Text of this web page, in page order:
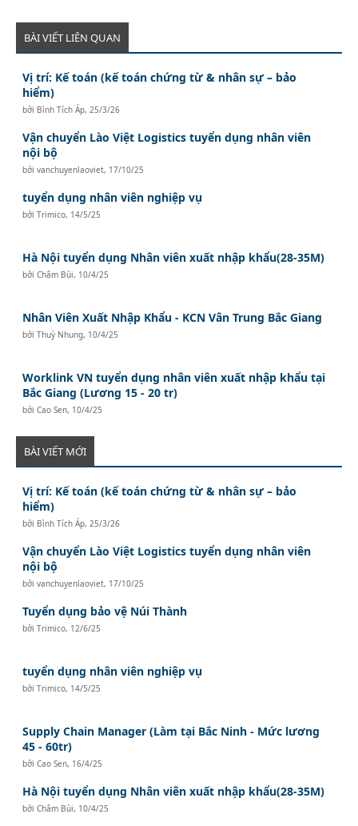
BÀI VIẾT LIÊN QUAN
Vị trí: Kế toán (kế toán chứng từ & nhân sự – bảo
hiểm)
bởi Bình Tích Áp, 25/3/26
Vận chuyển Lào Việt Logistics tuyển dụng nhân viên
nội bộ
bởivanchuyenlaoviet, 17/10/25
tuyển dụng nhân viên nghiệp vụ
bởiTrimico, 14/5/25
Hà Nội tuyển dụng Nhân viên xuất nhập khẩu(28-35M)
bởiChâm Bùi, 10/4/25
Nhân Viên Xuất Nhập Khẩu - KCN Vân Trung Bắc Giang
bởiThuỳ Nhung, 10/4/25
Worklink VN tuyển dụng nhân viên xuất nhập khẩu tại
Bắc Giang (Lương 15 - 20 tr)
bởiCao Sen, 10/4/25
BÀI VIẾT MỚI
Vị trí: Kế toán (kế toán chứng từ & nhân sự – bảo
hiểm)
bởi Bình Tích Áp, 25/3/26
Vận chuyển Lào Việt Logistics tuyển dụng nhân viên
nội bộ
bởivanchuyenlaoviet, 17/10/25
Tuyển dụng bảo vệ Núi Thành
bởiTrimico, 12/6/25
tuyển dụng nhân viên nghiệp vụ
bởiTrimico, 14/5/25
Supply Chain Manager (Làm tại Bắc Ninh - Mức lương
45 - 60tr)
bởiCao Sen, 16/4/25
Hà Nội tuyển dụng Nhân viên xuất nhập khẩu(28-35M)
bởiChâm Bùi, 10/4/25